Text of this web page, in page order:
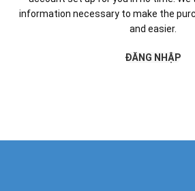
information necessary to make the
and easier.
ĐĂNG NHẬP